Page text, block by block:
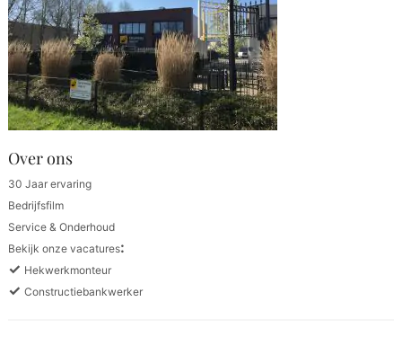
Over ons
30 Jaar ervaring
Bedrijfsfilm
Service & Onderhoud
Bekijk onze vacatures:
✓ Hekwerkmonteur
✓ Constructiebankwerker